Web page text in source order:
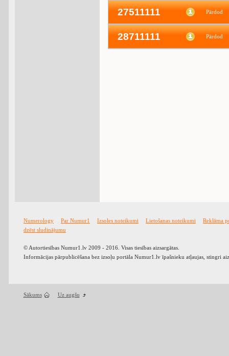
27511111 Pārdod
28711111 Pārdod
Numerology Par Numur1 Izsoles noteikumi Lietošanas noteikumi
Reklāma
dzēst sludinājumu
© Autortiesības Numur1.lv 2009 - 2016. Visas tiesības aizsargātas.
Informācijas pārpublicēšana bez izsoļu portāla Numur1.lv īpašnieku atļaujas, stingri
Sākums Uz augšu